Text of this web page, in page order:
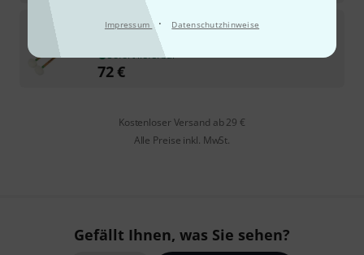
Impressum · Datenschutzhinweise
ThomannTPSA5 Felt soft
Sofort lieferbar
72€
Kostenloser Versand ab 29 €
Alle Preise inkl. MwSt.
Gefällt Ihnen, was Sie sehen?